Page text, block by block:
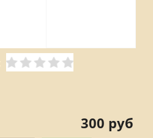
300 руб